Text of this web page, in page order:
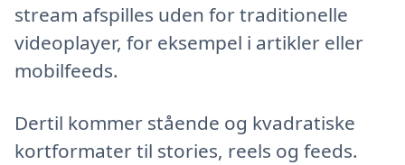
stream afspilles uden for traditionelle
videoplayer, for eksempel i artikler eller
mobilfeeds.
Dertil kommer stående og kvadratiske
kortformater til stories, reels og feeds.